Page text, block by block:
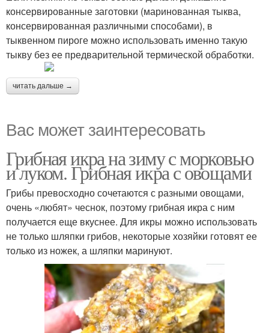
консервированные заготовки (маринованная тыква,
консервированная различными способами), в
тыквенном пироге можно использовать именно такую
тыкву без ее предварительной термической обработки.
читать дальше →
Вас может заинтересовать
Грибная икра на зиму с морковью
и луком. Грибная икра с овощами
Грибы превосходно сочетаются с разными овощами,
очень «любят» чеснок, поэтому грибная икра с ним
получается еще вкуснее. Для икры можно использовать
не только шляпки грибов, некоторые хозяйки готовят ее
только из ножек, а шляпки маринуют.